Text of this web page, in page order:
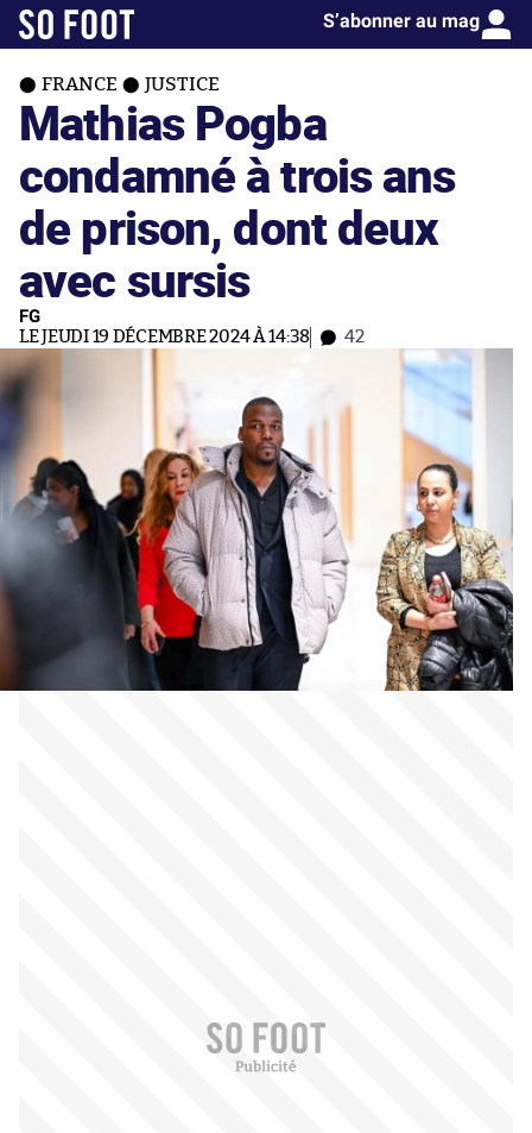
S’abonner au mag
FRANCE JUSTICE
Mathias Pogba
condamné à trois ans
de prison, dont deux
avec sursis
FG
LE JEUDI 19 DÉCEMBRE 2024 À 14:38 42